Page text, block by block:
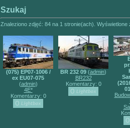
Szukaj
Znaleziono zdjęć: 84 na 1 stronie(ach). Wyświetlone
(075) EP07-1006 /
ex EU07-075
(admin)
4E*
Komentarzy: 0
BR 232 09 (admin)
BR232
Komentarzy: 0